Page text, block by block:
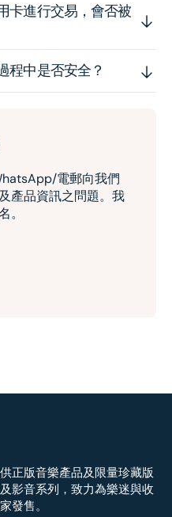
卡進行交易，會否被
程中是否安全？
電郵向我們
產品資訊之問題。我
。
正版音樂產品及限量珍藏版
影音系列，致力為樂迷與收
發售。